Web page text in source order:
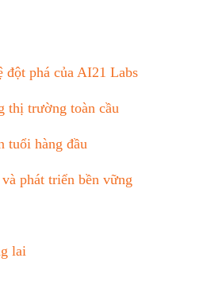
đột phá của AI21 Labs
thị trường toàn cầu
tuổi hàng đầu
phát triển bền vững
lai